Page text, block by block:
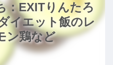
：EXITりんたろ
イエット飯のレ
ン鶏など